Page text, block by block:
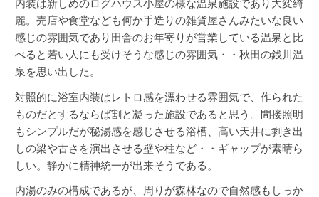
内装は新しめのログハウス小屋の様な温泉施設であり大変綺
麗。売店や食堂なども何か手造りの雑貨屋さんみたいな良い
感じの雰囲気であり田舎のお年寄りが営業している温泉と比
べると若い人にも受けそうな感じの雰囲気・・秋田の銭川温
泉を思い出した。
対照的に浴室内装はレトロ感を漂わせる雰囲気で、作られた
ものだとするならば割と凝った施設であると思う。間接照明
もシンプルだが秘湯感を感じさせる浴槽、高い天井に剥き出
しの梁や古さを演出させる壁や柱など・・ギャップが素晴ら
しい。静かに精神統一が出来そうである。
内湯のみの構成であるが、周りが森林なので自然感もしっか